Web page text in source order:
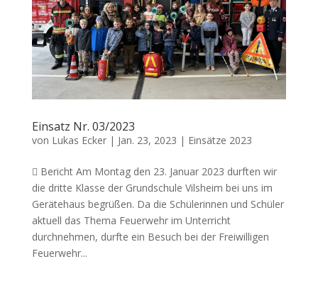
Einsatz Nr. 03/2023
von Lukas Ecker| Jan. 23, 2023 | Einsätze 2023
 Bericht Am Montag den 23. Januar 2023 durften wir
die dritte Klasse der Grundschule Vilsheim bei uns im
Gerätehaus begrüßen. Da die Schülerinnen und Schüler
aktuell das Thema Feuerwehr im Unterricht
durchnehmen, durfte ein Besuch bei der Freiwilligen
Feuerwehr...